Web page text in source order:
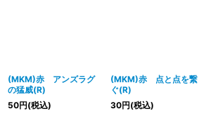
(MKM)赤 アンズラグ
の猛威(R)
50円(税込)
(MKM)赤 点と点を繋
ぐ(R)
30円(税込)